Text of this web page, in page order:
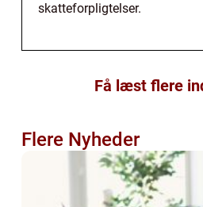
skatteforpligtelser.
Få læst flere
Flere Nyheder